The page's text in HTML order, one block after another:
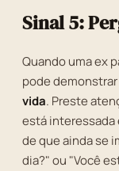
Sinal 5:
Quando uma ex
pode
vida. Preste
está interessada
de que ainda se
dia?" ou "Você